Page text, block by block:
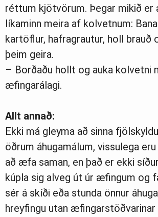
réttum kjötvörum. Þegar mikið
líkaminn meira af kolvetnum:
kartöflur, hafragrautur, holl brauð
þeim geira.
– Borðaðu hollt og auka kolvetni
æfingarálagi.
Allt annað:
Ekki má gleyma að sinna
öðrum áhugamálum, vissulega
að æfa saman, en það er ekki
kúpla sig alveg út úr æfingum og
sér á skíði eða stunda önnur
hreyfingu utan